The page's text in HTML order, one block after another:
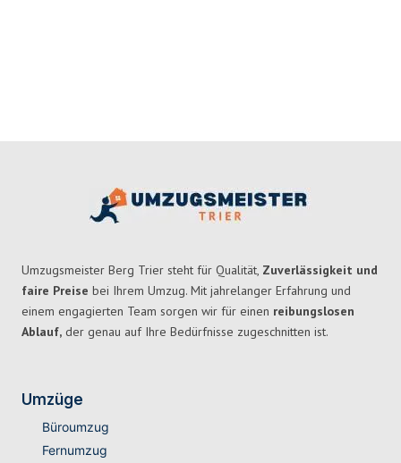
Umzugsmeister Berg Trier steht für Qualität, Zuverlässigkeit und
faire Preise bei Ihrem Umzug. Mit jahrelanger Erfahrung und
einem engagierten Team sorgen wir für einen reibungslosen
Ablauf, der genau auf Ihre Bedürfnisse zugeschnitten ist.
Umzüge
Büroumzug
Fernumzug